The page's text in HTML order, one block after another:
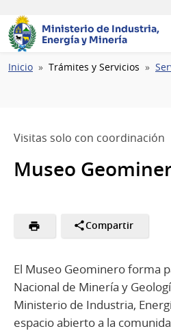
Ministerio de Industria,
Energía y Minería
Ruta
Inicio Trámites y Servicios
Visitas solo con coordinación
Museo
Compartir
El Museo Geominero forma
Nacional de Minería y
Ministerio de Industria,
espacio abierto a la